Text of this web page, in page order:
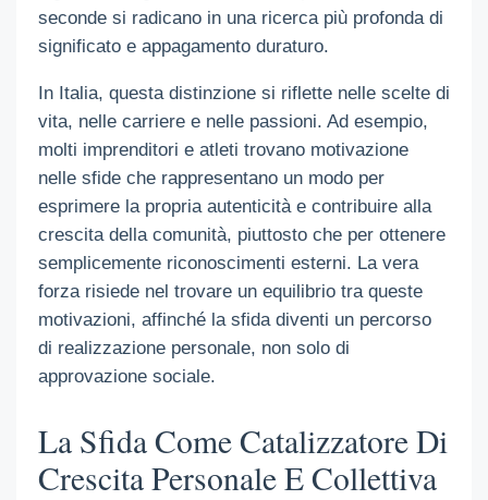
seconde si radicano in una ricerca più profonda di
significato e appagamento duraturo.
In Italia, questa distinzione si riflette nelle scelte di
vita, nelle carriere e nelle passioni. Ad esempio,
molti imprenditori e atleti trovano motivazione
nelle sfide che rappresentano un modo per
esprimere la propria autenticità e contribuire alla
crescita della comunità, piuttosto che per ottenere
semplicemente riconoscimenti esterni. La vera
forza risiede nel trovare un equilibrio tra queste
motivazioni, affinché la sfida diventi un percorso
di realizzazione personale, non solo di
approvazione sociale.
La Sfida Come Catalizzatore Di
Crescita Personale E Collettiva